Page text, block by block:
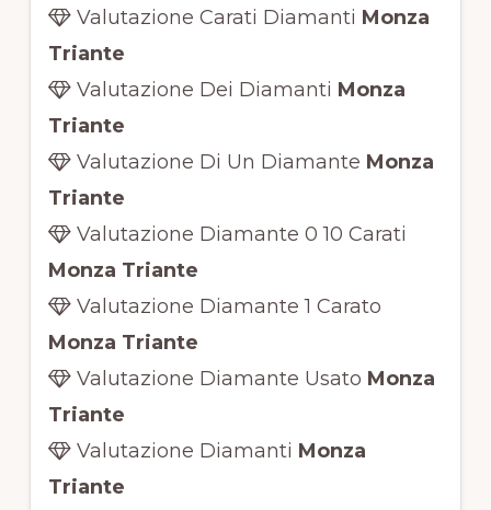
Valutazione Carati Diamanti Monza
Triante
Valutazione Dei Diamanti Monza
Triante
Valutazione Di Un Diamante Monza
Triante
Valutazione Diamante 0 10 Carati
Monza Triante
Valutazione Diamante 1 Carato
Monza Triante
Valutazione Diamante Usato Monza
Triante
Valutazione Diamanti Monza
Triante